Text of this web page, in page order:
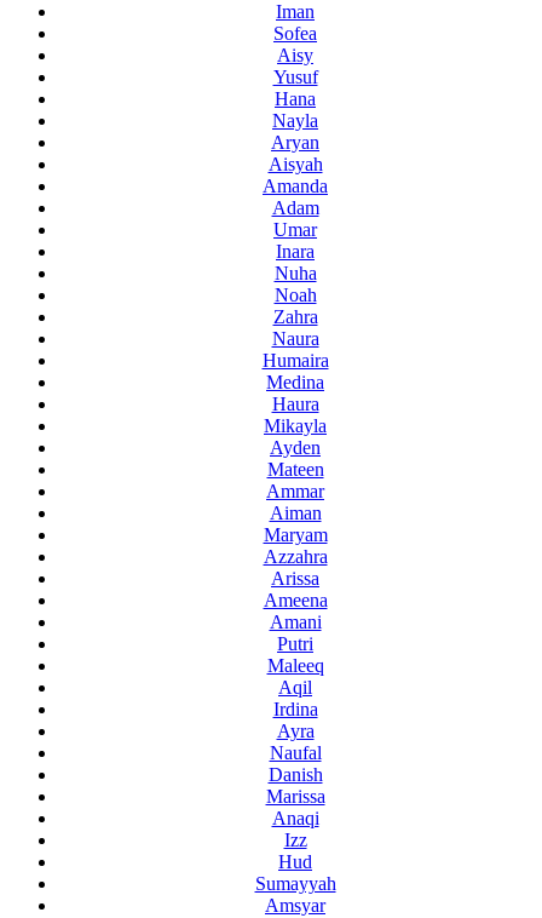
Iman
Sofea
Aisy
Yusuf
Hana
Nayla
Aryan
Aisyah
Amanda
Adam
Umar
Inara
Nuha
Noah
Zahra
Naura
Humaira
Medina
Haura
Mikayla
Ayden
Mateen
Ammar
Aiman
Maryam
Azzahra
Arissa
Ameena
Amani
Putri
Maleeq
Aqil
Irdina
Ayra
Naufal
Danish
Marissa
Anaqi
Izz
Hud
Sumayyah
Amsyar